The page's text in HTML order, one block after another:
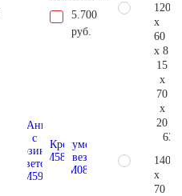
5.700
руб.
120
x
60
x 8
15
x
70
x
20
140
x
70